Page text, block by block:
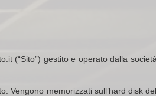
(“Sito”) gestito e operato dalla
Vengono memorizzati sull’hard disk